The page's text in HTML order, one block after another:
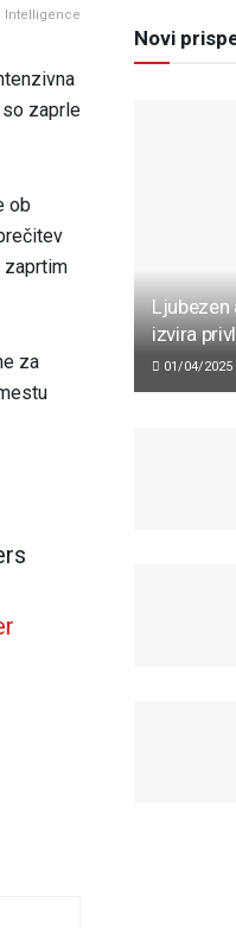
Intelligence
so zaprle
ob
zaprtim
za
Novi
Ljubezen
izvira
01/04/2025